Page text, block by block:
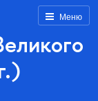
Меню